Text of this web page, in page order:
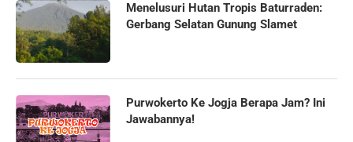
Menelusuri Hutan Tropis Baturraden:
Gerbang Selatan Gunung Slamet
Purwokerto Ke Jogja Berapa Jam? Ini
Jawabannya!